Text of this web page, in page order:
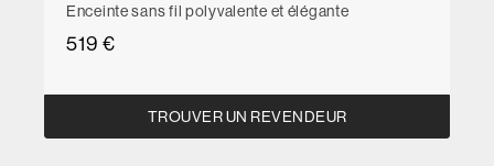
Enceinte sans fil polyvalente et élégante
519 €
TROUVER UN REVENDEUR